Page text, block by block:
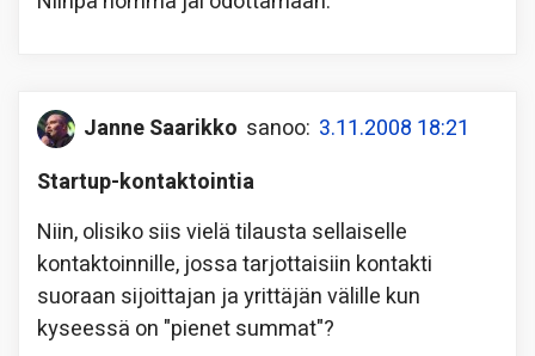
Janne Saarikko sanoo: 3.11.2008 18:21
Startup-kontaktointia
Niin, olisiko siis vielä tilausta sellaiselle
kontaktoinnille, jossa tarjottaisiin kontakti
suoraan sijoittajan ja yrittäjän välille kun
kyseessä on "pienet summat"?